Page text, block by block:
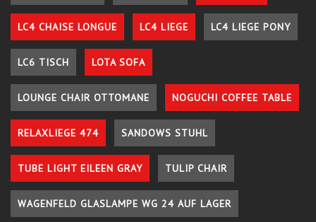
LC4 CHAISE LONGUE LC4 LIEGE LC4 LIEGE PONY
LC6 TISCH LOTA SOFA
LOUNGE CHAIR OTTOMANE NOGUCHI COFFEE TABLE
RELAXLIEGE 474 SANDOWS STUHL
TUBE LIGHT EILEEN GRAY TULIP CHAIR
WAGENFELD GLASLAMPE WG 24 AUF LAGER